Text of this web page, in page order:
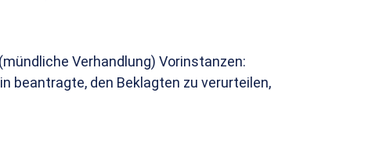
Verhandlung) Vorinstanzen:
beantragte, den Beklagten zu verurteilen,